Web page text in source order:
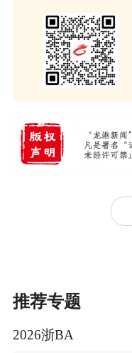
推荐专题
2026浙BA